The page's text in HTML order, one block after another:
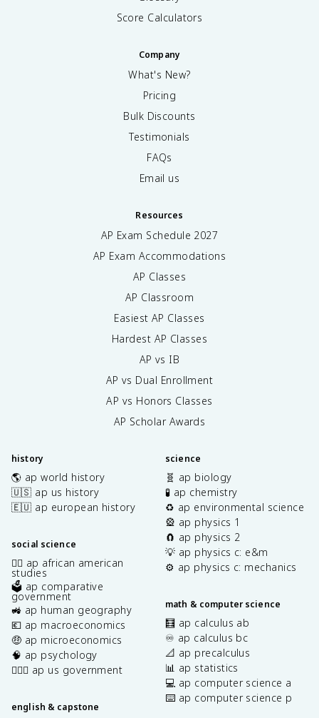
Score Calculators
Company
What's New?
Pricing
Bulk Discounts
Testimonials
FAQs
Email us
Resources
AP Exam Schedule 2027
AP Exam Accommodations
AP Classes
AP Classroom
Easiest AP Classes
Hardest AP Classes
AP vs IB
AP vs Dual Enrollment
AP vs Honors Classes
AP Scholar Awards
history
🌎 ap world history
🇺🇸 ap us history
🇪🇺 ap european history
social science
✊🏿 ap african american
studies
🗳️ ap comparative
government
🚜 ap human geography
💶 ap macroeconomics
🤑 ap microeconomics
🧠 ap psychology
👩🏾‍⚖️ ap us government
english & capstone
science
🧬 ap biology
🧪 ap chemistry
♻️ ap environmental science
🎡 ap physics 1
🧲 ap physics 2
💡 ap physics c: e&m
⚙️ ap physics c: mechanics
math & computer science
🧮 ap calculus ab
♾️ ap calculus bc
📐 ap precalculus
📊 ap statistics
💻 ap computer science a
⌨️ ap computer science p